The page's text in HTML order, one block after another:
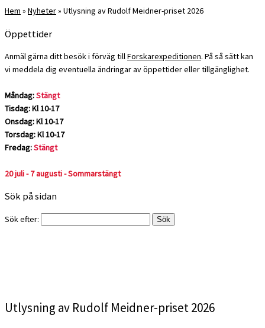
Hem » Nyheter» Utlysning av Rudolf Meidner-priset 2026
Öppettider
Anmäl gärna ditt besök i förväg tillForskarexpeditionen. På så sätt kan
vi meddela dig eventuella ändringar av öppettider eller tillgänglighet.
Måndag:Stängt
Tisdag: Kl 10-17
Onsdag: Kl 10-17
Torsdag: Kl 10-17
Fredag:Stängt
20 juli - 7 augusti - Sommarstängt
Sök på sidan
Sök efter:
Utlysning av Rudolf Meidner-priset 2026